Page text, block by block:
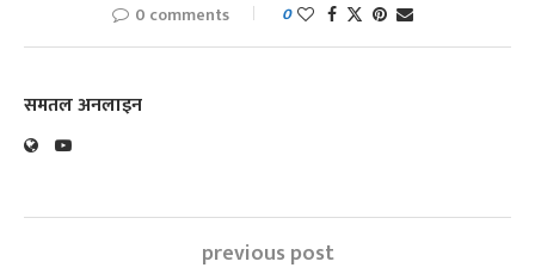
0 comments 0
समतल अनलाइन
previous post